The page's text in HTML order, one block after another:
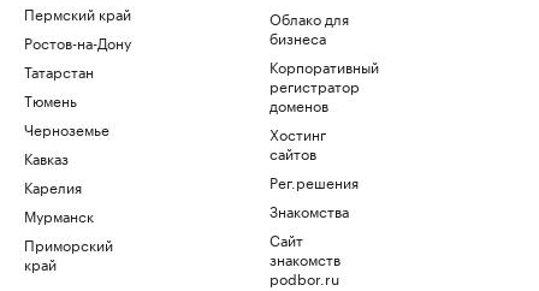
Пермский край
Ростов-на-Дону
Татарстан
Тюмень
Черноземье
Кавказ
Карелия
Мурманск
Приморский
край
Облако для
бизнеса
Корпоративный
регистратор
доменов
Хостинг
сайтов
Рег.решения
Знакомства
Сайт
знакомств
podbor.ru